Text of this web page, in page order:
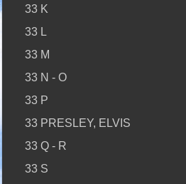
33 K
33 L
33 M
33 N - O
33 P
33 PRESLEY, ELVIS
33 Q - R
33 S